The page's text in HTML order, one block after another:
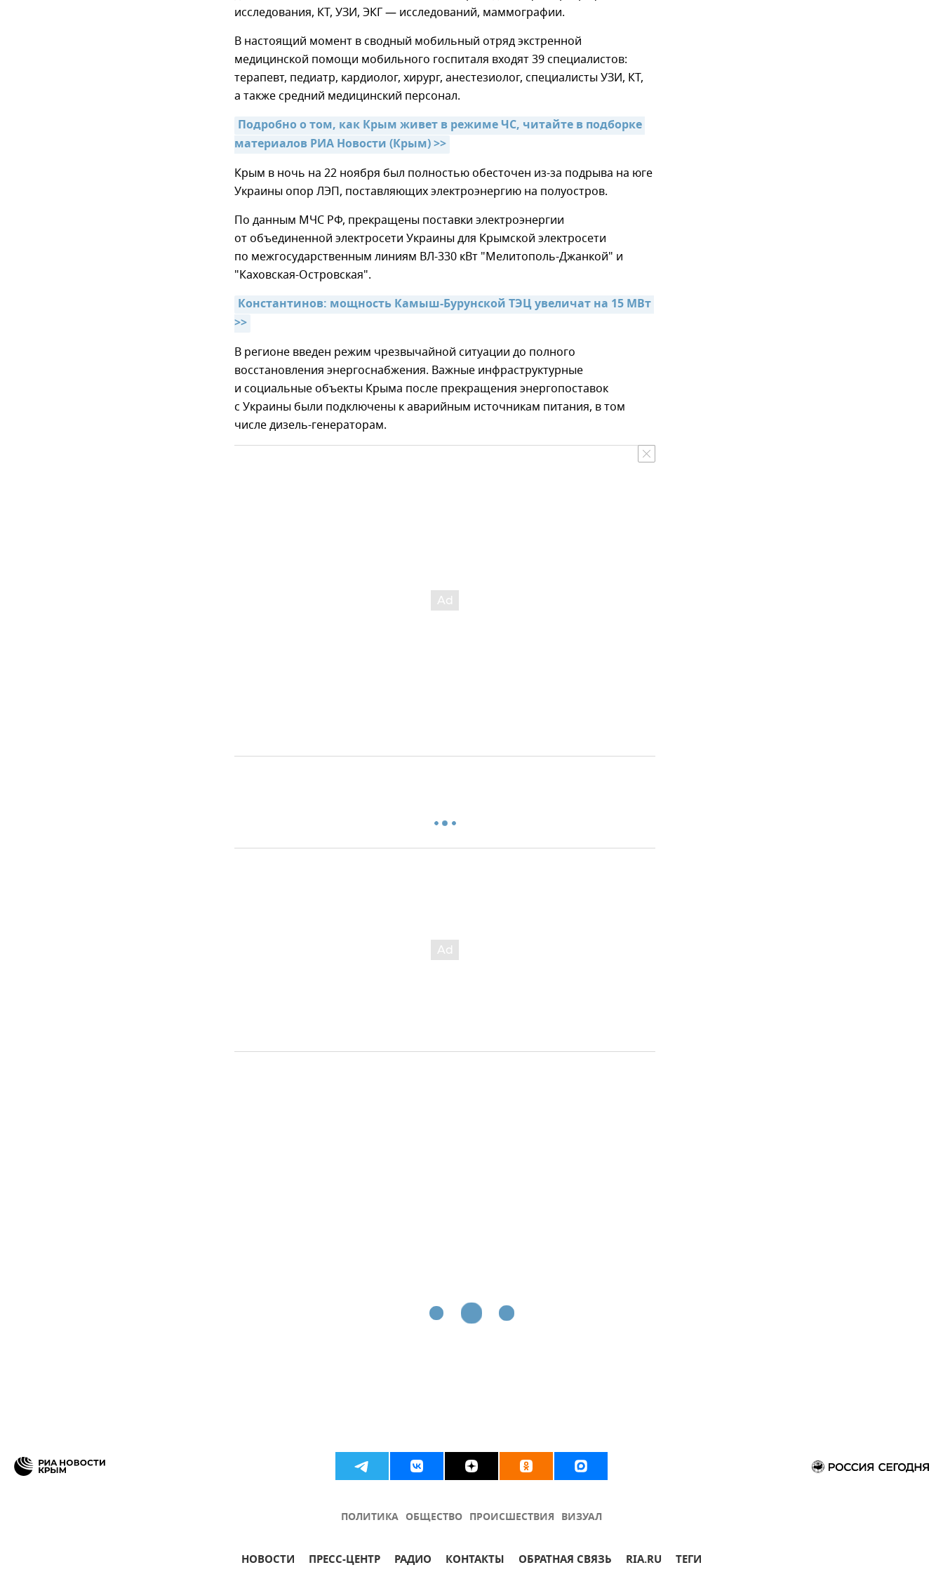
исследования, КТ, УЗИ, ЭКГ — исследований, маммографии.
В настоящий момент в сводный мобильный отряд экстренной
медицинской помощи мобильного госпиталя входят 39 специалистов:
терапевт, педиатр, кардиолог, хирург, анестезиолог, специалисты УЗИ, КТ,
а также средний медицинский персонал.
Подробно о том, как Крым живет в режиме ЧС, читайте в подборке
материалов РИА Новости (Крым) >>
Крым в ночь на 22 ноября был полностью обесточен из-за подрыва на юге
Украины опор ЛЭП, поставляющих электроэнергию на полуостров.
По данным МЧС РФ, прекращены поставки электроэнергии
от объединенной электросети Украины для Крымской электросети
по межгосударственным линиям ВЛ-330 кВт "Мелитополь-Джанкой" и
"Каховская-Островская".
Константинов: мощность Камыш-Бурунской ТЭЦ увеличат на 15 МВт
>>
В регионе введен режим чрезвычайной ситуации до полного
восстановления энергоснабжения. Важные инфраструктурные
и социальные объекты Крыма после прекращения энергопоставок
с Украины были подключены к аварийным источникам питания, в том
числе дизель-генераторам.
ПОЛИТИКА ОБЩЕСТВО ПРОИСШЕСТВИЯ ВИЗУАЛ
НОВОСТИ ПРЕСС-ЦЕНТР РАДИО КОНТАКТЫ ОБРАТНАЯ СВЯЗЬ RIA.RU ТЕГИ